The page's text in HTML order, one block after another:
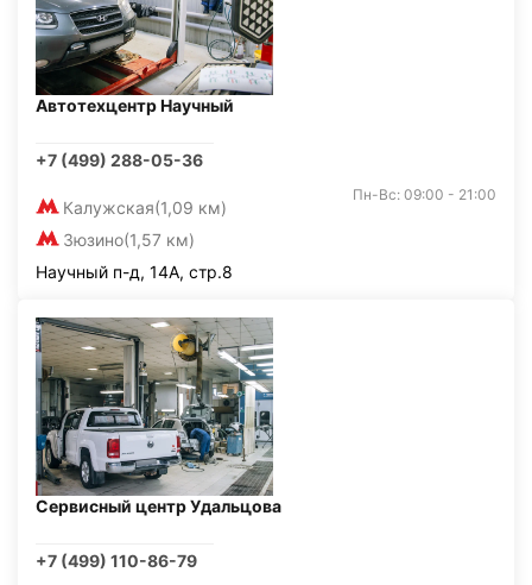
Автотехцентр Научный
+7 (499) 288-05-36
Калужская(1,09 км)
Зюзино(1,57 км)
Пн-Вс: 09:00 - 21:00
Научный п-д, 14А, стр.8
Сервисный центр Удальцова
+7 (499) 110-86-79